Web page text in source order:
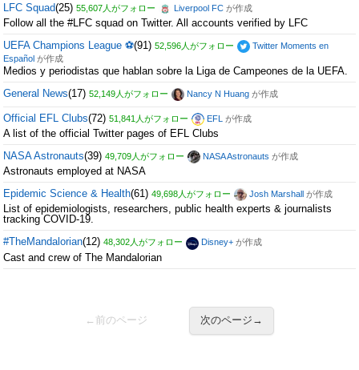
LFC Squad(25)55,607人がフォロー Liverpool FC が作成
Follow all the #LFC squad on Twitter. All accounts verified by LFC
UEFA Champions League ⚽️(91)52,596人がフォロー
Twitter Moments en
Español が作成
Medios y periodistas que hablan sobre la Liga de Campeones de la UEFA.
General News(17)52,149人がフォロー Nancy N Huang が作成
Official EFL Clubs(72)51,841人がフォロー EFL が作成
A list of the official Twitter pages of EFL Clubs
NASA Astronauts(39)49,709人がフォロー NASA Astronauts が作成
Astronauts employed at NASA
Epidemic Science & Health(61)49,698人がフォロー Josh Marshall が作成
List of epidemiologists, researchers, public health experts & journalists
tracking COVID-19.
#TheMandalorian(12)48,302人がフォロー Disney+ が作成
Cast and crew of The Mandalorian
←前のページ 次のページ→